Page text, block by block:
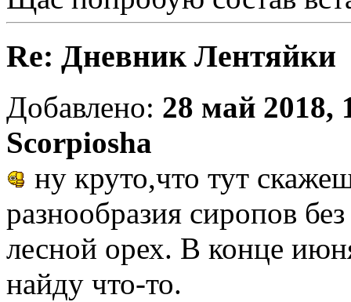
Re: Дневник Лентяйки
Добавлено: 28 май 2018,
Scorpiosha
ну круто,что тут
разнообразия сиропов
лесной орех. В конце
найду что-то.